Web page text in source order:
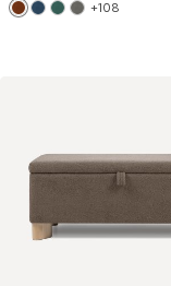
+108